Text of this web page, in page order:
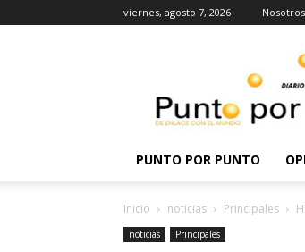
viernes, agosto 7, 2026 Nosotros
PUNTO POR PUNTO
Inicio noticias Principales
noticias Principales